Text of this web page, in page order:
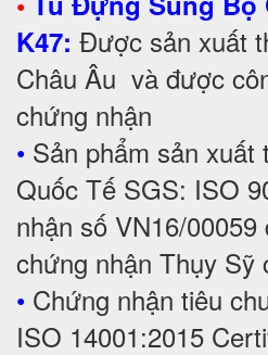
K47: Được sản xuất
Châu Âu và được
chứng nhận
• Sản phẩm sản xuất
Quốc Tế SGS: ISO
nhận số VN16/
chứng nhận Thụy Sỹ
• Chứng nhận tiêu
ISO 14001:2015